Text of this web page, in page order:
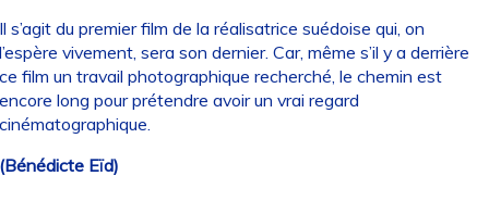
s’agit du premier film de la réalisatrice suédoise qui, on
vivement, sera son dernier. Car, même s’il y a derrière
film un travail photographique recherché, le chemin est
long pour prétendre avoir un vrai regard
Eïd)